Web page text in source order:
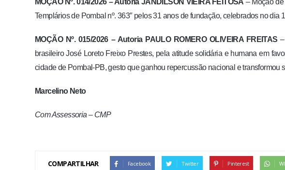
MOÇÃO Nº. 014/2026 –Autoria JANDILSON VIEIRA FEITOSA – Moção
Templários de Pombal nº. 363″ pelos 31 anos de fundação, celebrados no dia
MOÇÃO Nº. 015/2026 – Autoria PAULO ROMERO OLIVEIRA FREITAS
brasileiro José Loreto Freixo Prestes, pela atitude solidária e humana em
cidade de Pombal-PB, gesto que ganhou repercussão nacional e transformou
Marcelino Neto
Com Assessoria – CMP
COMPARTILHAR Facebook Twitter Pinterest